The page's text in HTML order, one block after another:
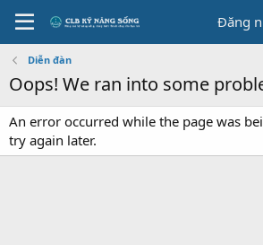
Đăng
Diễn đàn
Oops! We ran into some
An error occurred while the page was
try again later.